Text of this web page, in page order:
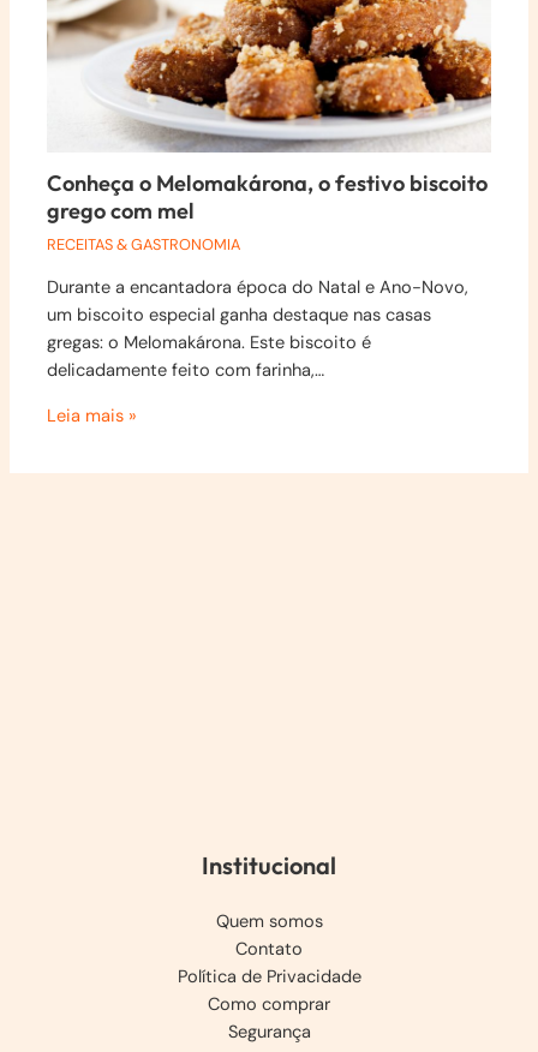
Conheça o Melomakárona, o festivo biscoito
grego com mel
RECEITAS & GASTRONOMIA
Durante a encantadora época do Natal e Ano-Novo,
um biscoito especial ganha destaque nas casas
gregas: o Melomakárona. Este biscoito é
delicadamente feito com farinha,…
Leia mais »
Institucional
Quem somos
Contato
Política de Privacidade
Como comprar
Segurança